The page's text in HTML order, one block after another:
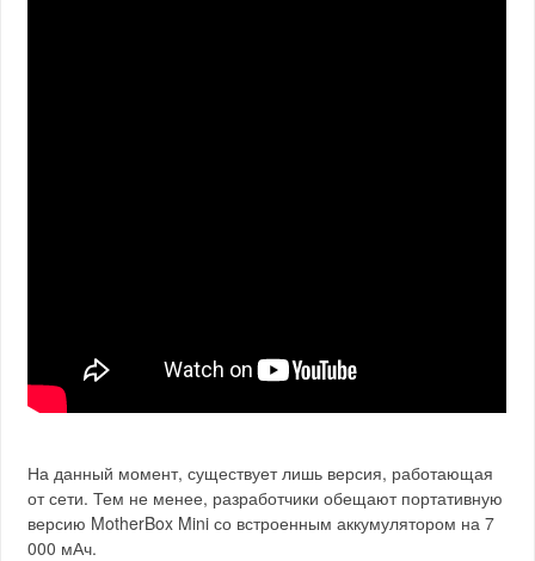
На данный момент, существует лишь версия, работающая
от сети. Тем не менее, разработчики обещают портативную
версию MotherBox Mini со встроенным аккумулятором на 7
000 мАч.